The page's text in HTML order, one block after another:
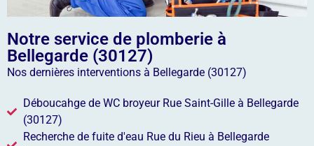
Notre service de plomberie à
Bellegarde (30127)
Nos dernières interventions à Bellegarde (30127)
Déboucahge de WC broyeur Rue Saint-Gille à Bellegarde
(30127)
Recherche de fuite d'eau Rue du Rieu à Bellegarde